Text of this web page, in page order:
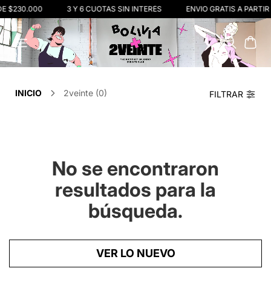
$230.000 3 Y 6 CUOTAS SIN INTERÉS ENVIO GRATIS A
FILTRAR
INICIO 2veinte (0)
No se encontraron
resultados para la
búsqueda.
VER LO NUEVO